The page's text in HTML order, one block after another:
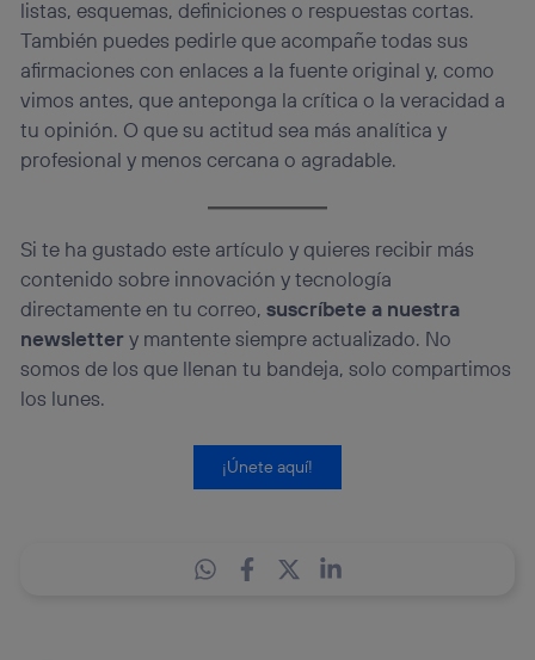
listas, esquemas, definiciones o respuestas cortas.
También puedes pedirle que acompañe todas sus
afirmaciones con enlaces a la fuente original y, como
vimos antes, que anteponga la crítica o la veracidad a
tu opinión. O que su actitud sea más analítica y
profesional y menos cercana o agradable.
Si te ha gustado este artículo y quieres recibir más
contenido sobre innovación y tecnología
directamente en tu correo,suscríbete a nuestra
newslettery mantente siempre actualizado. No
somos de los que llenan tu bandeja, solo compartimos
los lunes.
¡Únete aquí!